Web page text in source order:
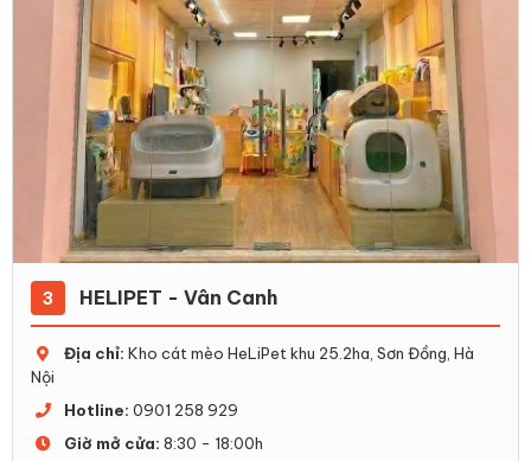
3 HELIPET - Vân Canh
Địa chỉ: Kho cát mèo HeLiPet khu 25.2ha, Sơn Đồng, Hà
Nội
Hotline: 0901 258 929
Giờ mở cửa: 8:30 - 18:00h